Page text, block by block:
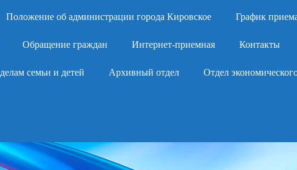
Положение об администрации города Кировское График
Обращение граждан Интернет-приемная Контакты
семьи и детей Архивный отдел Отдел